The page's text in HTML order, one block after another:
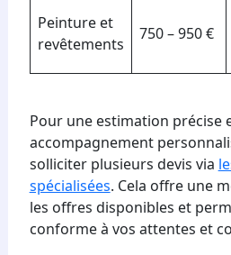
Peinture et
revêtements
750 – 950 €
Pour une estimation précise
accompagnement
solliciter plusieurs devis via
spécialisées. Cela offre une
les offres disponibles et
conforme à vos attentes et